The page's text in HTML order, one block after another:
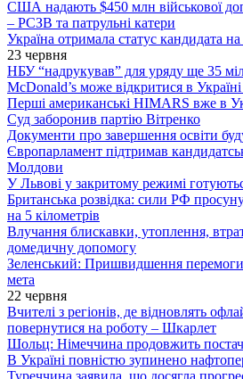
США надають $450 млн військової
– РСЗВ та патрульні катери
Україна отримала статус кандидата
23 червня
НБУ “надрукував” для уряду ще 35
McDonald’s може відкритися в
Перші американські HIMARS вже в
Суд заборонив партію Вітренко
Документи про завершення освіти
Європарламент підтримав
Молдови
У Львові у закритому режимі
Британська розвідка: сили РФ
на 5 кілометрів
Влучання блискавки, утоплення,
домедичну допомогу
Зеленський: Пришвидшення
мета
22 червня
Вчителі з регіонів, де відновлять
повернутися на роботу – Шкарлет
Шольц: Німеччина продовжить
В Україні повністю зупинено